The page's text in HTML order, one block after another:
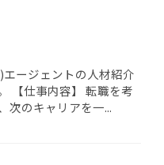
ージェントの人材紹介
【仕事内容】 転職を考
次のキャリアを一...